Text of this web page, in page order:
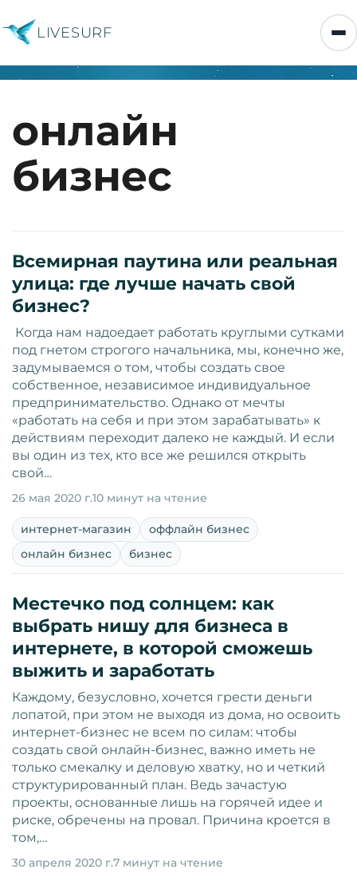
LIVESURF
онлайн
бизнес
Всемирная паутина или реальная
улица: где лучше начать свой
бизнес?
­ Когда нам надоедает работать круглыми сутками
под гнетом строгого начальника, мы, конечно же,
задумываемся о том, чтобы создать свое
собственное, независимое индивидуальное
предпринимательство. Однако от мечты
«работать на себя и при этом зарабатывать» к
действиям переходит далеко не каждый. И если
вы один из тех, кто все же решился открыть
свой…
26 мая 2020 г.10 минут на чтение
интернет-магазин
оффлайн бизнес
онлайн бизнес
бизнес
Местечко под солнцем: как
выбрать нишу для бизнеса в
интернете, в которой сможешь
выжить и заработать
Каждому, безусловно, хочется грести деньги
лопатой, при этом не выходя из дома, но освоить
интернет-бизнес не всем по силам: чтобы
создать свой онлайн-бизнес, важно иметь не
только смекалку и деловую хватку, но и четкий
структурированный план. Ведь зачастую
проекты, основанные лишь на горячей идее и
риске, обречены на провал. Причина кроется в
том,…
30 апреля 2020 г.7 минут на чтение